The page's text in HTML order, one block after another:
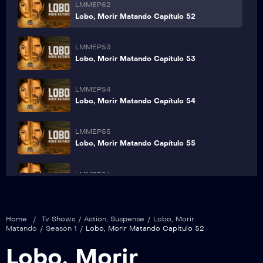
LMMEP52
Lobo, Morir Matando Capítulo 52
LMMEP53
Lobo, Morir Matando Capítulo 53
LMMEP54
Lobo, Morir Matando Capítulo 54
LMMEP55
Lobo, Morir Matando Capítulo 55
LMMEP56
LMMEP57
Lobo, Morir Matando Capítulo 57
LMMEP58
Home / Tv Shows / Action, Suspense / Lobo, Morir
Matando / Season 1 / Lobo, Morir Matando Capítulo 52
Lobo, Morir